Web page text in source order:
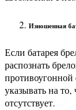
Изношенная
Если батарея
распознать
указывать на
отсутствует.